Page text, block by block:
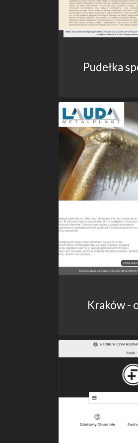
Pudełka
Kraków -